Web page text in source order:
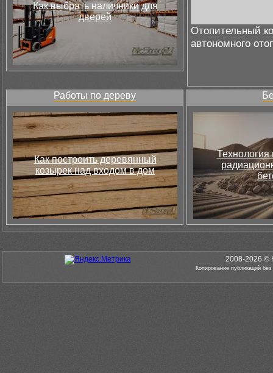
Как выбрать наличники для
дверей
Отопительный
автономного
Работы по дереву
Как построить деревянный
козырек над входом в дом
Технология
2008-2026 ©
Копирование публикаций